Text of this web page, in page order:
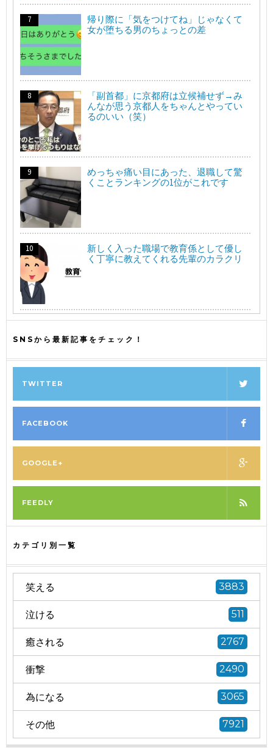
帰り際に「気をつけてね」じゃなくて
女が堕ちる男のちょっとの差
「副首都」に京都府は立候補せず→み
んなが思う京都人をちゃんとやってい
るのいい（笑）
めっちゃ痛い目にあった、退職して驚
くことランキングの1位がこれです
新しく入った職場で教育係として優し
く丁寧に教えてくれる先輩のカラクリ
SNSから最新記事をチェック！
TWITTER
FACEBOOK
GOOGLE+
FEEDLY
カテゴリ別一覧
笑える 3883
泣ける 511
癒される 2767
衝撃 2490
為になる 3065
その他 7921